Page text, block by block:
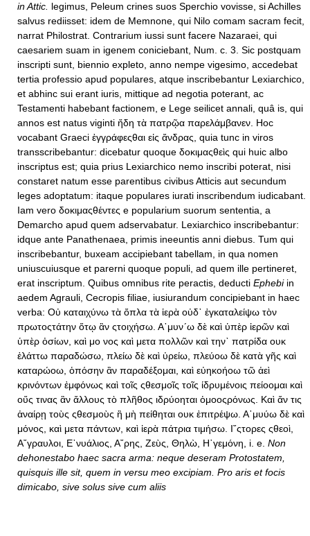
in Attic. legimus, Peleum crines suos Sperchio vovisse, si Achilles
salvus rediisset: idem de Memnone, qui Nilo comam sacram fecit,
narrat Philostrat. Contrarium iussi sunt facere Nazaraei, qui
caesariem suam in igenem coniciebant, Num. c. 3. Sic postquam
inscripti sunt, biennio expleto, anno nempe vigesimo, accedebat
tertia professio apud populares, atque inscribebantur Lexiarchico,
et abhinc sui erant iuris, mittique ad negotia poterant, ac
Testamenti habebant factionem, e Lege seilicet annali, quâ is, qui
annos est natus viginti ἤδη τὰ πατρῷα παρελάμβανεν. Hoc
vocabant Graeci ἐγγράφεςθαι εἰς ἄνδρας, quia tunc in viros
transscribebantur: dicebatur quoque δοκιμαςθεὶς qui huic albo
inscriptus est; quia prius Lexiarchico nemo inscribi poterat, nisi
constaret natum esse parentibus civibus Atticis aut secundum
leges adoptatum: itaque populares iurati inscribendum iudicabant.
Iam vero δοκιμαςθέντες e popularium suorum sententia, a
Demarcho apud quem adservabatur. Lexiarchico inscribebantur:
idque ante Panathenaea, primis ineeuntis anni diebus. Tum qui
inscribebantur, buxeam accipiebant tabellam, in qua nomen
uniuscuiusque et parerni quoque populi, ad quem ille pertineret,
erat inscriptum. Quibus omnibus rite peractis, deducti Ephebiin
aedem Agrauli, Cecropis filiae, iusiurandum concipiebant in haec
verba: Οὐ καταιχύνω τὰ ὄπλα τὰ ἱερὰ οὐδ᾿ ἐγκαταλείψω τὸν
πρωτοςτάτην ὅτῳ ἂν ςτοιχήσω. Α᾿μυν´ω δὲ καὶ ὑπὲρ ἱερῶν καὶ
ὑπὲρ ὀσίων, καὶ μο νος καὶ μετα πολλῶν καὶ την` πατρίδα ουκ
ἐλάττω παραδώσω, πλείω δὲ καὶ ὐρείω, πλεύοω δὲ κατὰ γῆς καὶ
καταρώοω, ὁπόσην ἂν παραδέξομαι, καὶ εὐηκοήοω τῶ ἀεὶ
κρινόντων ἐμφόνως καὶ τοῖς ςθεσμοῖς τοῖς ίδρυμένοις πείοομαι καὶ
οὕς τινας ἂν ἄλλους τὸ πλῆθος ιδρύοηται ὁμοοςρόνως. Καὶ ἄν τις
ἀναίρῃ τοὺς ςθεσμοὺς ἢ μὴ πείθηται ουκ ἐπιτρέψω. Α᾿μυύω δὲ καὶ
μόνος, καὶ μετα πάντων, καὶ ἱερὰ πάτρια τιμήσω. Ι῎ςτορες ςθεοὶ,
Α῎γραυλοι, Ε᾿νυάλιος, Α῎ρης, Ζεὺς, Θηλὼ, Η῾γεμόνη, i. e. Non
dehonestabo haec sacra arma: neque deseram Protostatem,
quisquis ille sit, quem in versu meo excipiam. Pro aris et focis
dimicabo, sive solus sive cum aliis